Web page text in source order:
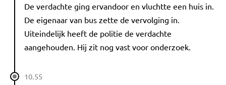
De verdachte ging ervandoor en vluchtte een huis in.
De eigenaar van bus zette de vervolging in.
Uiteindelijk heeft de politie de verdachte
aangehouden. Hij zit nog vast voor onderzoek.
10.55